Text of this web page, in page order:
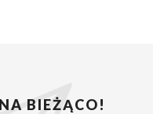
BIEŻĄCO!